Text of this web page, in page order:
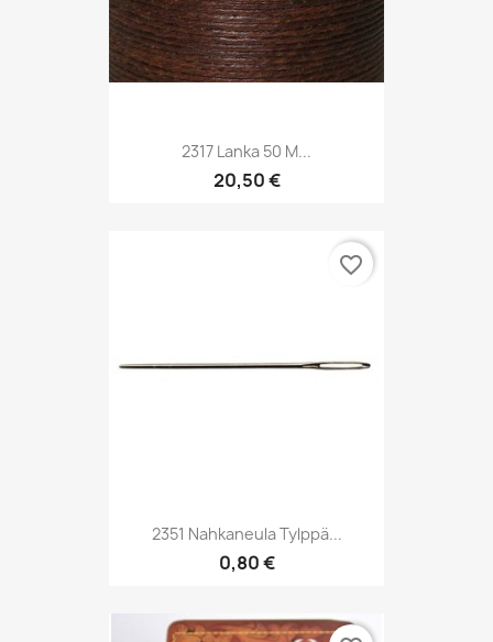
2317 Lanka 50 M...
20,50 €
2351 Nahkaneula Tylppä...
0,80 €
favorite_border